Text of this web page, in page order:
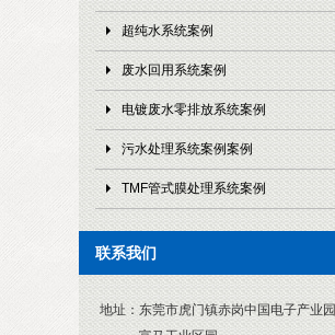
超纯水系统案例
废水回用系统案例
电镀废水零排放系统案例
污水处理系统案例案例
TMF管式膜处理系统案例
联系我们
地址： 东莞市虎门镇赤岗中国电子产业园